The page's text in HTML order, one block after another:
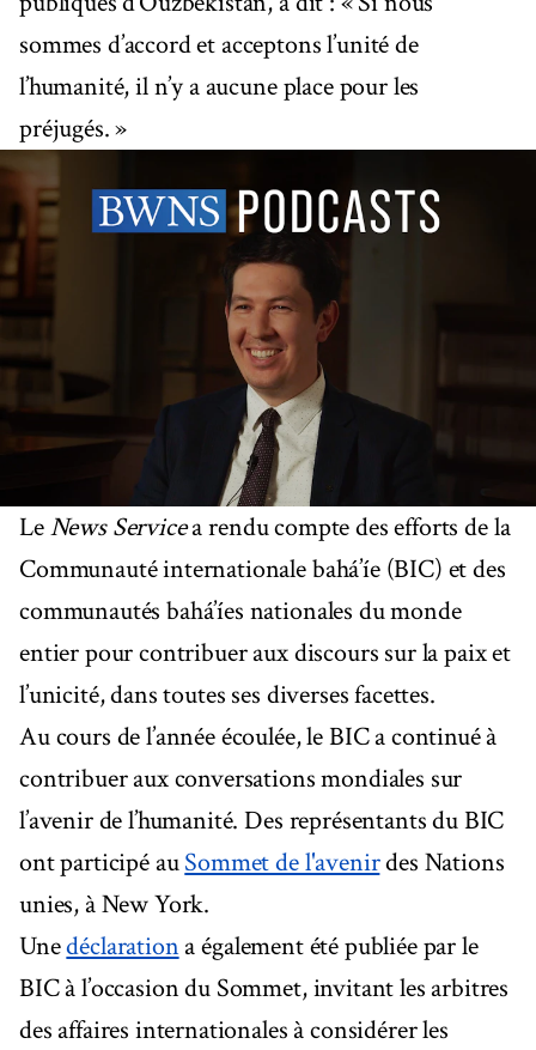
sommes d’accord et acceptons l’unité de
l’humanité, il n’y a aucune place pour les
préjugés. »
LeNews Servicea rendu compte des efforts de la
Communauté internationale bahá’íe (BIC) et des
communautés bahá’íes nationales du monde
entier pour contribuer aux discours sur la paix et
l’unicité, dans toutes ses diverses facettes.
Au cours de l’année écoulée, le BIC a continué à
contribuer aux conversations mondiales sur
l’avenir de l’humanité. Des représentants du BIC
ont participé auSommet de l'avenirdes Nations
unies, à New York.
Unedéclaration a également été publiée par le
BIC à l’occasion du Sommet, invitant les arbitres
des affaires internationales à considérer les